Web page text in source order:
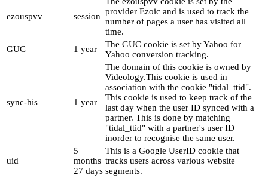
ezouspvv session provider Ezoic and is used to track the
number of pages a user has visited all
time.
GUC
1 year
The GUC cookie is set by Yahoo for
Yahoo conversion tracking.
sync-his 1 year
The domain of this cookie is owned by
Videology.This cookie is used in
association with the cookie "tidal_ttid".
This cookie is used to keep track of the
last day when the user ID synced with a
partner. This is done by matching
"tidal_ttid" with a partner's user ID
inorder to recognise the same user.
uid
5
months
27 days
This is a Google UserID cookie that
tracks users across various website
segments.